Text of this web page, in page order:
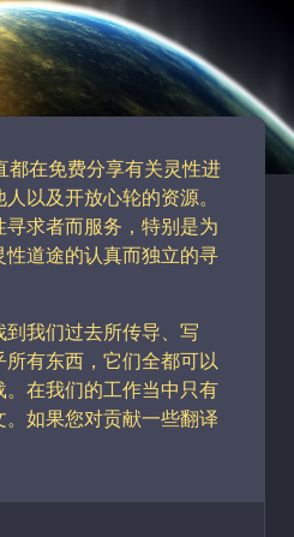
都在免费分享有关灵性进
以及开放心轮的资源。
求者而服务，特别是为
道途的认真而独立的寻
我们过去所传导、写
有东西，它们全都可以
在我们的工作当中只有
如果您对贡献一些翻译